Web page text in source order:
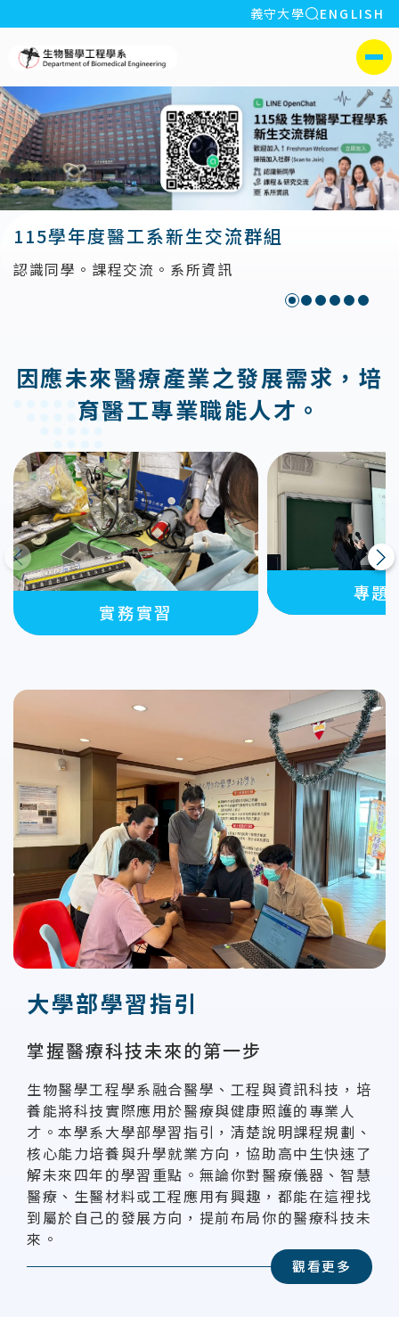
:::
義守大學 全站搜索
ENGLISH
側選單
115學年度醫工系新生交流群組
認識同學。課程交流。系所資訊
因應未來醫療產業之發展需求，培
育醫工專業職能人才。
上一則
實務實習
專題
下一則
大學部學習指引
掌握醫療科技未來的第一步
生物醫學工程學系融合醫學、工程與資訊科技，培
養能將科技實際應用於醫療與健康照護的專業人
才。本學系大學部學習指引，清楚說明課程規劃、
核心能力培養與升學就業方向，協助高中生快速了
解未來四年的學習重點。無論你對醫療儀器、智慧
醫療、生醫材料或工程應用有興趣，都能在這裡找
到屬於自己的發展方向，提前布局你的醫療科技未
來。
觀看更多